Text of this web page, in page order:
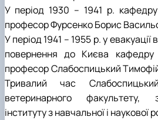
У період 1930 – 1941 р. кафедру
професор Фурсенко Борис
У період 1941 – 1955 р. у
повернення до Києва кафедру
професор Слабоспицький
Тривалий час
ветеринарного факультету,
інституту з навчальної і наукової